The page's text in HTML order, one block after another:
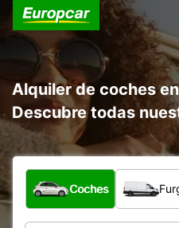
Alquiler de coches
Descubre todas
¿Qué tipo de vehículo?
Coches